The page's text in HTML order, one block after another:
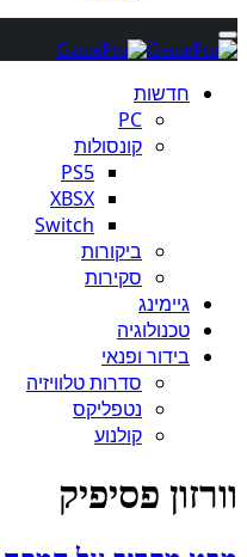
חדשות
PC
קונסולות
PS5
XBSX
Switch
ביקורות
סקירות
גיימינג
טכנולוגיה
בידור ופנאי
סדרות טלוויזיה
נטפליקס
קולנוע
וורזון פסיפיק